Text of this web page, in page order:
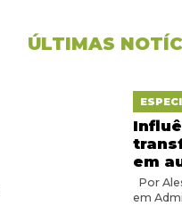
ÚLTIMAS
em
Por
em